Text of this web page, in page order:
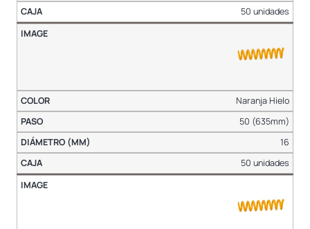
50 unidades
Naranja Hielo
50 (635mm)
16
50 unidades